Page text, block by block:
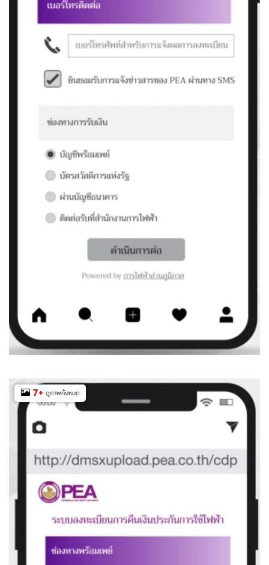
7+ ดูภาพทั้งหมด